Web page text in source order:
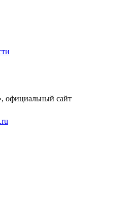
официальный сайт